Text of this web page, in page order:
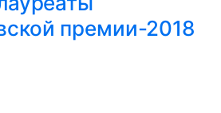
премии-2018